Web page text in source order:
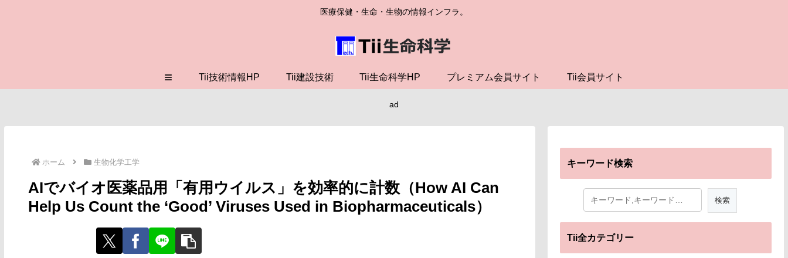
医療保健・生命・生物の情報インフラ。
≡ Tii技術情報HP Tii建設技術 Tii生命科学HP プレミアム会員サイト Tii会員サイト
ad
ホーム 生物化学工学
AIでバイオ医薬品用「有用ウイルス」を効率的に計数（How AI Can
Help Us Count the ‘Good’ Viruses Used in Biopharmaceuticals）
キーワード検索
Tii全カテゴリー